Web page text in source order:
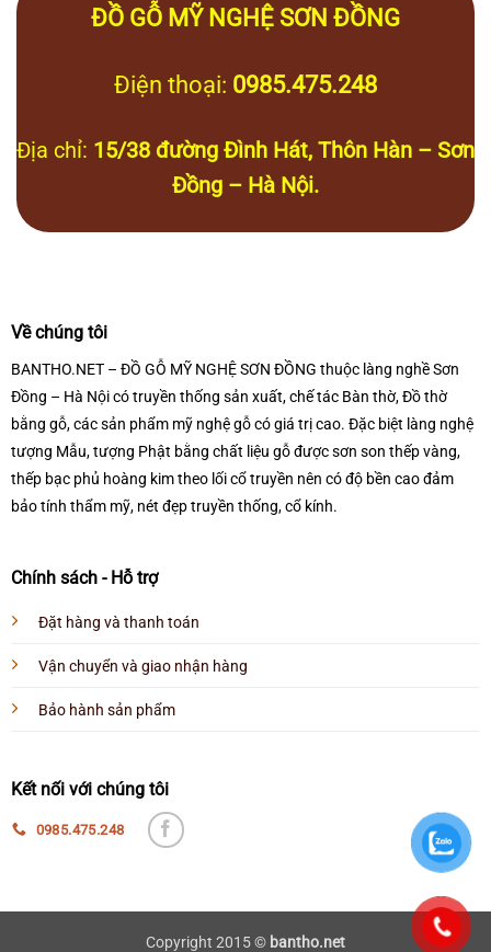
ĐỒ GỖ MỸ NGHỆ SƠN ĐỒNG
Điện thoại: 0985.475.248
Địa chỉ: 15/38 đường Đình Hát, Thôn Hàn – Sơn
Đồng – Hà Nội.
Về chúng tôi
BANTHO.NET – ĐỒ GỖ MỸ NGHỆ SƠN ĐỒNG thuộc làng nghề Sơn
Đồng – Hà Nội có truyền thống sản xuất, chế tác Bàn thờ, Đồ thờ
bằng gỗ, các sản phẩm mỹ nghệ gỗ có giá trị cao. Đặc biệt làng nghệ
tượng Mẫu, tượng Phật bằng chất liệu gỗ được sơn son thếp vàng,
thếp bạc phủ hoàng kim theo lối cổ truyền nên có độ bền cao đảm
bảo tính thẩm mỹ, nét đẹp truyền thống, cổ kính.
Chính sách - Hỗ trợ
Đặt hàng và thanh toán
Vận chuyển và giao nhận hàng
Bảo hành sản phẩm
Kết nối với chúng tôi
0985.475.248
Copyright 2015 © bantho.net